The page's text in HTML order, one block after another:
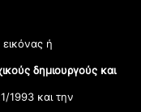
ή
δημιουργούς και
1993 και την